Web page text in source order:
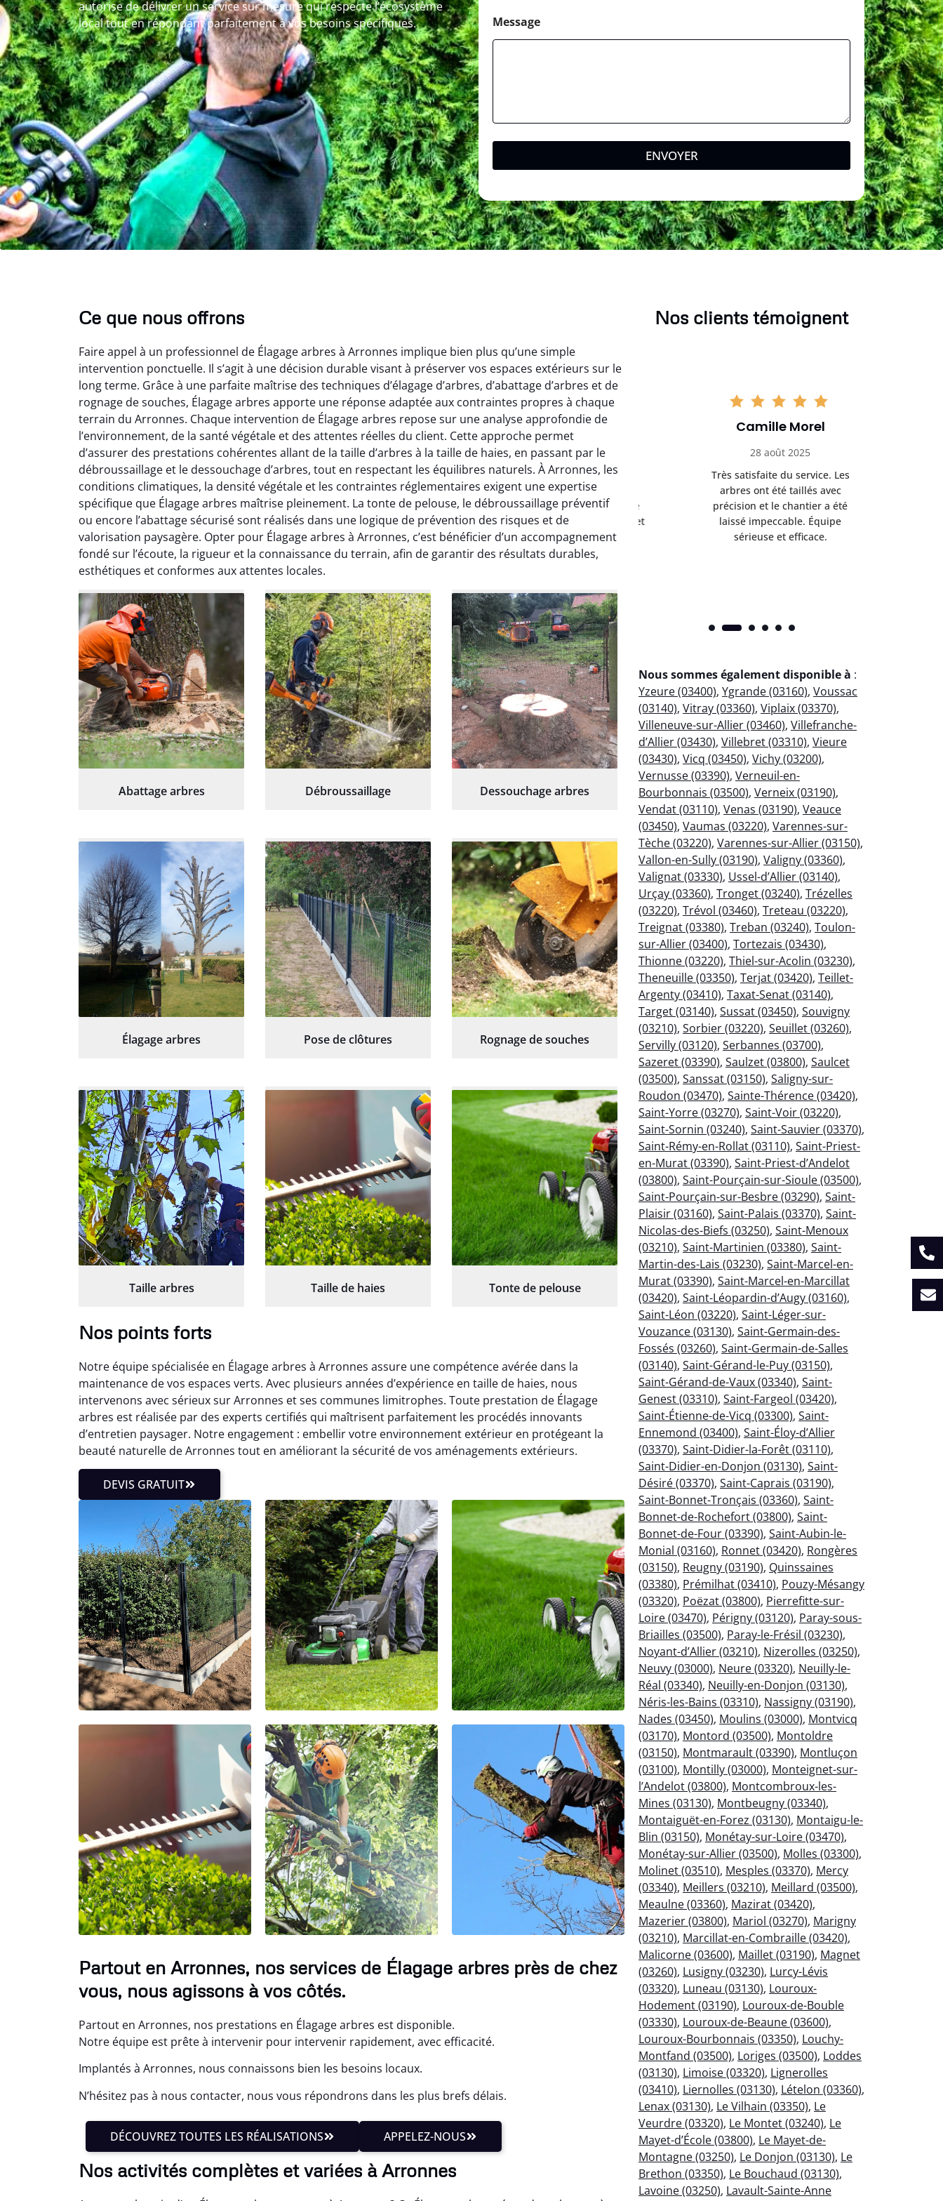
autorise de délivrer un service sur mesure qui respecte l’écosystème
local tout en répondant parfaitement à vos besoins spécifiques.
Message
ENVOYER
Ce que nous offrons
Faire appel à un professionnel de Élagage arbres à Arronnes implique bien plus qu’une simple
intervention ponctuelle. Il s’agit à une décision durable visant à préserver vos espaces extérieurs sur le
long terme. Grâce à une parfaite maîtrise des techniques d’élagage d’arbres, d’abattage d’arbres et de
rognage de souches, Élagage arbres apporte une réponse adaptée aux contraintes propres à chaque
terrain du Arronnes. Chaque intervention de Élagage arbres repose sur une analyse approfondie de
l’environnement, de la santé végétale et des attentes réelles du client. Cette approche permet
d’assurer des prestations cohérentes allant de la taille d’arbres à la taille de haies, en passant par le
débroussaillage et le dessouchage d’arbres, tout en respectant les équilibres naturels. À Arronnes, les
conditions climatiques, la densité végétale et les contraintes réglementaires exigent une expertise
spécifique que Élagage arbres maîtrise pleinement. La tonte de pelouse, le débroussaillage préventif
ou encore l’abattage sécurisé sont réalisés dans une logique de prévention des risques et de
valorisation paysagère. Opter pour Élagage arbres à Arronnes, c’est bénéficier d’un accompagnement
fondé sur l’écoute, la rigueur et la connaissance du terrain, afin de garantir des résultats durables,
esthétiques et conformes aux attentes locales.
Abattage arbres Débroussaillage Dessouchage arbres
Élagage arbres Pose de clôtures Rognage de souches
Taille arbres Taille de haies Tonte de pelouse
Nos points forts
Notre équipe spécialisée en Élagage arbres à Arronnes assure une compétence avérée dans la
maintenance de vos espaces verts. Avec plusieurs années d’expérience en taille de haies, nous
intervenons avec sérieux sur Arronnes et ses communes limitrophes. Toute prestation de Élagage
arbres est réalisée par des experts certifiés qui maîtrisent parfaitement les procédés innovants
d’entretien paysager. Notre engagement : embellir votre environnement extérieur en protégeant la
beauté naturelle de Arronnes tout en améliorant la sécurité de vos aménagements extérieurs.
DEVIS GRATUIT
Partout en Arronnes, nos services de Élagage arbres près de chez
vous, nous agissons à vos côtés.
Partout en Arronnes, nos prestations en Élagage arbres est disponible.
Notre équipe est prête à intervenir pour intervenir rapidement, avec efficacité.
Implantés à Arronnes, nous connaissons bien les besoins locaux.
N’hésitez pas à nous contacter, nous vous répondrons dans les plus brefs délais.
DÉCOUVREZ TOUTES LES RÉALISATIONS APPELEZ-NOUS
Nos activités complètes et variées à Arronnes
Nos clients témoignent
Soraya Benali
07 février 2026
Service irréprochable du
début à la fin. Les arbres ont
été parfaitement entretenus
et le nettoyage après
intervention est impeccable.
Je recommande vivement.
Léandro Vasseur
12 juillet 2025
Intervention rapide et très
professionnelle pour
l’élagage de mes arbres. Le
travail est propre, sécurisé et
parfaitement réalisé. Je
recommande sans hésiter.
Camille Morel
28 août 2025
Très satisfaite du service. Les
arbres ont été taillés avec
précision et le chantier a été
laissé impeccable. Équipe
sérieuse et efficace.
Nous sommes également disponible à :
Yzeure (03400), Ygrande (03160), Voussac
(03140), Vitray (03360), Viplaix (03370),
Villeneuve-sur-Allier (03460), Villefranche-
d’Allier (03430), Villebret (03310), Vieure
(03430), Vicq (03450), Vichy (03200),
Vernusse (03390), Verneuil-en-
Bourbonnais (03500), Verneix (03190),
Vendat (03110), Venas (03190), Veauce
(03450), Vaumas (03220), Varennes-sur-
Tèche (03220), Varennes-sur-Allier (03150),
Vallon-en-Sully (03190), Valigny (03360),
Valignat (03330), Ussel-d’Allier (03140),
Urçay (03360), Tronget (03240), Trézelles
(03220), Trévol (03460), Treteau (03220),
Treignat (03380), Treban (03240), Toulon-
sur-Allier (03400), Tortezais (03430),
Thionne (03220), Thiel-sur-Acolin (03230),
Theneuille (03350), Terjat (03420), Teillet-
Argenty (03410), Taxat-Senat (03140),
Target (03140), Sussat (03450), Souvigny
(03210), Sorbier (03220), Seuillet (03260),
Servilly (03120), Serbannes (03700),
Sazeret (03390), Saulzet (03800), Saulcet
(03500), Sanssat (03150), Saligny-sur-
Roudon (03470), Sainte-Thérence (03420),
Saint-Yorre (03270), Saint-Voir (03220),
Saint-Sornin (03240), Saint-Sauvier (03370),
Saint-Rémy-en-Rollat (03110), Saint-Priest-
en-Murat (03390), Saint-Priest-d’Andelot
(03800), Saint-Pourçain-sur-Sioule (03500),
Saint-Pourçain-sur-Besbre (03290), Saint-
Plaisir (03160), Saint-Palais (03370), Saint-
Nicolas-des-Biefs (03250), Saint-Menoux
(03210), Saint-Martinien (03380), Saint-
Martin-des-Lais (03230), Saint-Marcel-en-
Murat (03390), Saint-Marcel-en-Marcillat
(03420), Saint-Léopardin-d’Augy (03160),
Saint-Léon (03220), Saint-Léger-sur-
Vouzance (03130), Saint-Germain-des-
Fossés (03260), Saint-Germain-de-Salles
(03140), Saint-Gérand-le-Puy (03150),
Saint-Gérand-de-Vaux (03340), Saint-
Genest (03310), Saint-Fargeol (03420),
Saint-Étienne-de-Vicq (03300), Saint-
Ennemond (03400), Saint-Éloy-d’Allier
(03370), Saint-Didier-la-Forêt (03110),
Saint-Didier-en-Donjon (03130), Saint-
Désiré (03370), Saint-Caprais (03190),
Saint-Bonnet-Tronçais (03360), Saint-
Bonnet-de-Rochefort (03800), Saint-
Bonnet-de-Four (03390), Saint-Aubin-le-
Monial (03160), Ronnet (03420), Rongères
(03150), Reugny (03190), Quinssaines
(03380), Prémilhat (03410), Pouzy-Mésangy
(03320), Poëzat (03800), Pierrefitte-sur-
Loire (03470), Périgny (03120), Paray-sous-
Briailles (03500), Paray-le-Frésil (03230),
Noyant-d’Allier (03210), Nizerolles (03250),
Neuvy (03000), Neure (03320), Neuilly-le-
Réal (03340), Neuilly-en-Donjon (03130),
Néris-les-Bains (03310), Nassigny (03190),
Nades (03450), Moulins (03000), Montvicq
(03170), Montord (03500), Montoldre
(03150), Montmarault (03390), Montluçon
(03100), Montilly (03000), Monteignet-sur-
l’Andelot (03800), Montcombroux-les-
Mines (03130), Montbeugny (03340),
Montaiguët-en-Forez (03130), Montaigu-le-
Blin (03150), Monétay-sur-Loire (03470),
Monétay-sur-Allier (03500), Molles (03300),
Molinet (03510), Mesples (03370), Mercy
(03340), Meillers (03210), Meillard (03500),
Meaulne (03360), Mazirat (03420),
Mazerier (03800), Mariol (03270), Marigny
(03210), Marcillat-en-Combraille (03420),
Malicorne (03600), Maillet (03190), Magnet
(03260), Lusigny (03230), Lurcy-Lévis
(03320), Luneau (03130), Louroux-
Hodement (03190), Louroux-de-Bouble
(03330), Louroux-de-Beaune (03600),
Louroux-Bourbonnais (03350), Louchy-
Montfand (03500), Loriges (03500), Loddes
(03130), Limoise (03320), Lignerolles
(03410), Liernolles (03130), Lételon (03360),
Lenax (03130), Le Vilhain (03350), Le
Veurdre (03320), Le Montet (03240), Le
Mayet-d’École (03800), Le Mayet-de-
Montagne (03250), Le Donjon (03130), Le
Brethon (03350), Le Bouchaud (03130),
Lavoine (03250), Lavault-Sainte-Anne